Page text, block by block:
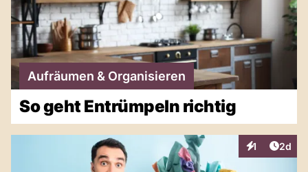
Aufräumen & Organisieren
So geht Entrümpeln richtig
1
Interaktionen
2d